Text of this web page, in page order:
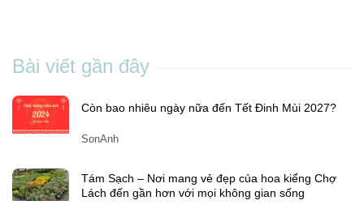
Bài viết gần đây
Còn bao nhiêu ngày nữa đến Tết Đinh Mùi 2027?
SonAnh
Tám Sạch – Nơi mang vẻ đẹp của hoa kiểng Chợ
Lách đến gần hơn với mọi không gian sống